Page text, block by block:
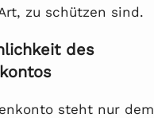
zu schützen sind.
des
steht nur dem